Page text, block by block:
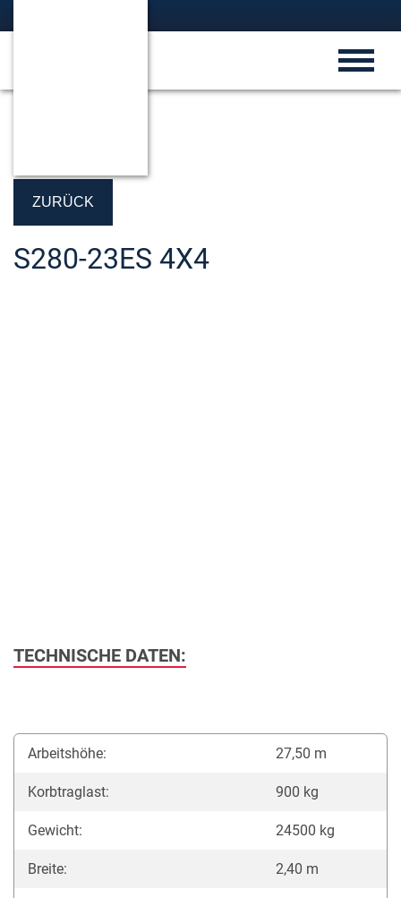
ZURÜCK
S280-23ES 4X4
TECHNISCHE DATEN:
Arbeitshöhe: 27,50 m
Korbtraglast: 900 kg
Gewicht: 24500 kg
Breite: 2,40 m